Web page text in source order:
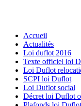
Accueil
Actualités
Loi duflot 2016
Texte officiel loi
Loi Duflot
SCPI loi Duflot
Loi Duflot social
Décret loi Duflot